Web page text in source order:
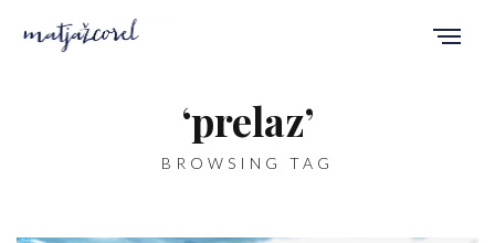
‘prelaz’
BROWSING TAG